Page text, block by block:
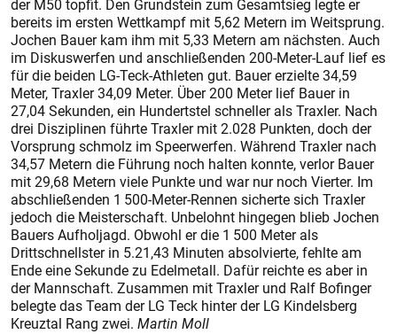
der M50 topfit. Den Grundstein zum Gesamtsieg legte er
bereits im ersten Wettkampf mit 5,62 Metern im Weitsprung.
Jochen Bauer kam ihm mit 5,33 Metern am nächsten. Auch
im Diskuswerfen und anschließenden 200-Meter-Lauf lief es
für die beiden LG-Teck-Athleten gut. Bauer erzielte 34,59
Meter, Traxler 34,09 Meter. Über 200 Meter lief Bauer in
27,04 Sekunden, ein Hundertstel schneller als Traxler. Nach
drei Disziplinen führte Traxler mit 2.028 Punkten, doch der
Vorsprung schmolz im Speerwerfen. Während Traxler nach
34,57 Metern die Führung noch halten konnte, verlor Bauer
mit 29,68 Metern viele Punkte und war nur noch Vierter. Im
abschließenden 1 500-Meter-Rennen sicherte sich Traxler
jedoch die Meisterschaft. Unbelohnt hingegen blieb Jochen
Bauers Aufholjagd. Obwohl er die 1 500 Meter als
Drittschnellster in 5.21,43 Minuten absolvierte, fehlte am
Ende eine Sekunde zu Edelmetall. Dafür reichte es aber in
der Mannschaft. Zusammen mit Traxler und Ralf Bofinger
belegte das Team der LG Teck hinter der LG Kindelsberg
Kreuztal Rang zwei. Martin Moll